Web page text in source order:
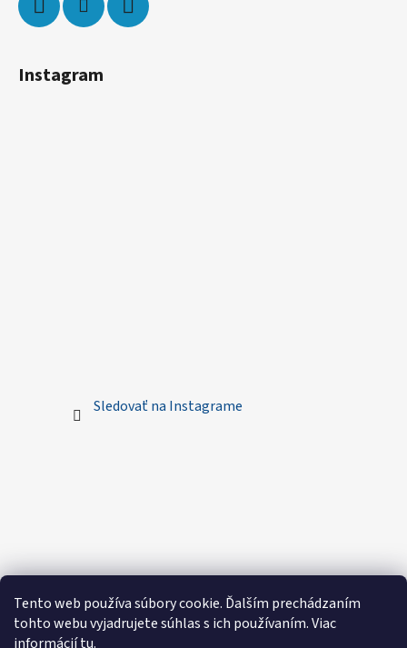
Tento web používa súbory cookie. Ďalším prechádzaním
tohto webu vyjadrujete súhlas s ich používaním. Viac
informáciítu.
Instagram
Sledovať na Instagrame